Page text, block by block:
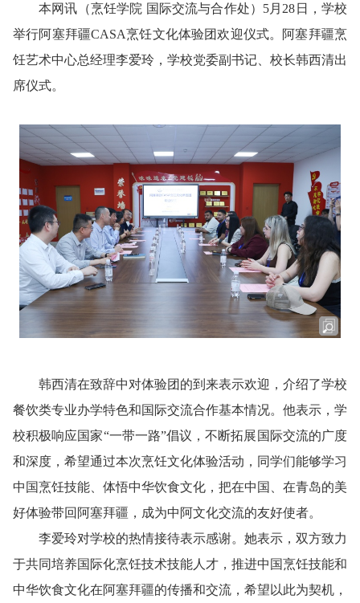
本网讯 （烹饪学院 国际交流与合作处） 5月28日，学校
举行阿塞拜疆CASA烹饪文化体验团欢迎仪式。阿塞拜疆烹
饪艺术中心总经理李爱玲，学校党委副书记、校长韩西清出
席仪式。
韩西清在致辞中对体验团的到来表示欢迎，介绍了学校
餐饮类专业办学特色和国际交流合作基本情况。他表示，学
校积极响应国家“一带一路”倡议，不断拓展国际交流的广度
和深度，希望通过本次烹饪文化体验活动，同学们能够学习
中国烹饪技能、体悟中华饮食文化，把在中国、在青岛的美
好体验带回阿塞拜疆，成为中阿文化交流的友好使者。
李爱玲对学校的热情接待表示感谢。她表示，双方致力
于共同培养国际化烹饪技术技能人才，推进中国烹饪技能和
中华饮食文化在阿塞拜疆的传播和交流，希望以此为契机，